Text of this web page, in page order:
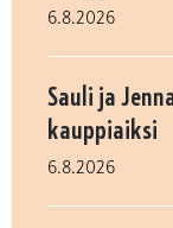
6.8.2026
Sauli ja
kauppiaiksi
6.8.2026